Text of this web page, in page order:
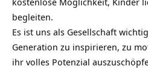
begleiten.
Es ist uns als Gesellschaft
Generation zu inspirieren, zu
ihr volles Potenzial